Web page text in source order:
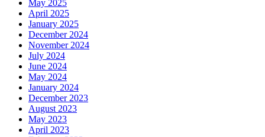
May 2025
April 2025
January 2025
December 2024
November 2024
July 2024
June 2024
May 2024
January 2024
December 2023
August 2023
May 2023
April 2023